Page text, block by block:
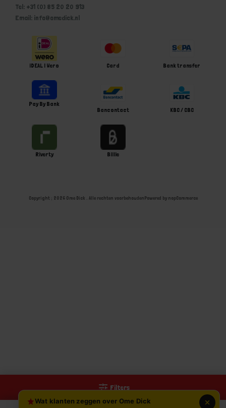
Filters
Tel: +31 (0) 85 20 20 913
Email: info@omedick.nl
iDEAL | Wero Card Bank transfer
Pay By Bank
Bancontact
KBC / CBC
Riverty Billie
Copyright ; 2026 Ome Dick . Alle rechten voorbehoudenPowered by nopCommerce
Wat klanten zeggen over Ome Dick